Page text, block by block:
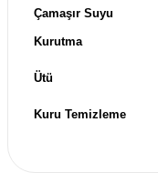
Çamaşır Suyu
Kurutma
Ütü
Kuru Temizleme